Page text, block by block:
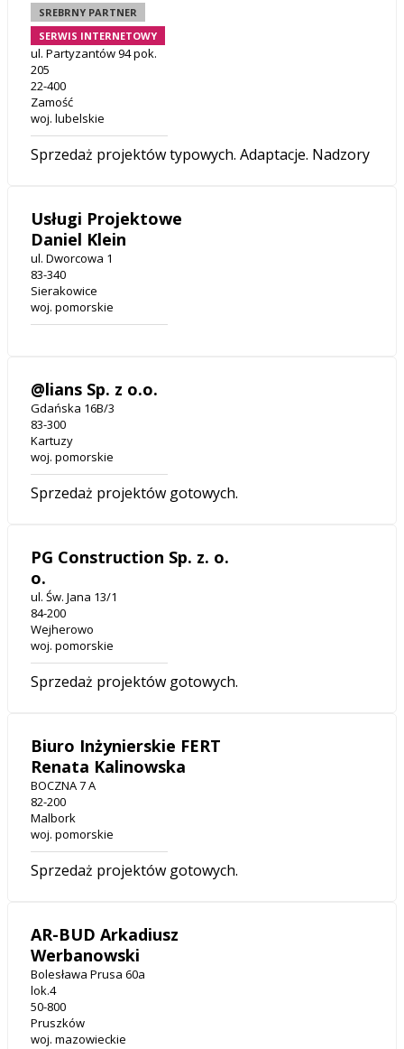
SREBRNY PARTNER
SERWIS INTERNETOWY
ul. Partyzantów 94 pok.
205
22-400
Zamość
woj. lubelskie
Sprzedaż projektów typowych. Adaptacje. Nadzory
Usługi Projektowe
Daniel Klein
ul. Dworcowa 1
83-340
Sierakowice
woj. pomorskie
@lians Sp. z o.o.
Gdańska 16B/3
83-300
Kartuzy
woj. pomorskie
Sprzedaż projektów gotowych.
PG Construction Sp. z. o.
o.
ul. Św. Jana 13/1
84-200
Wejherowo
woj. pomorskie
Sprzedaż projektów gotowych.
Biuro Inżynierskie FERT
Renata Kalinowska
BOCZNA 7 A
82-200
Malbork
woj. pomorskie
Sprzedaż projektów gotowych.
AR-BUD Arkadiusz
Werbanowski
Bolesława Prusa 60a
lok.4
50-800
Pruszków
woj. mazowieckie